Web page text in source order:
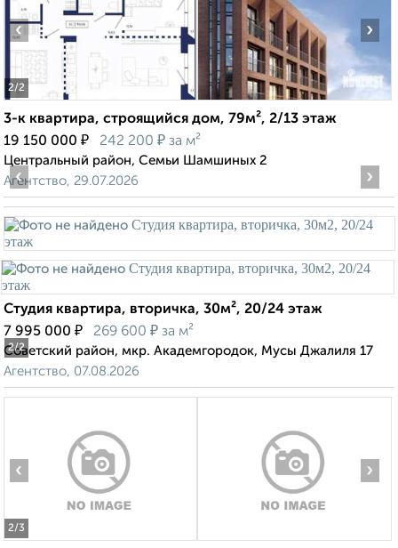
2/2
‹ ›
3-к квартира, строящийся дом, 79м², 2/13 этаж
19 150 000 ₽ 242 200 ₽ за м²
Центральный район, Семьи Шамшиных 2
Агентство, 29.07.2026
2/2
‹ ›
Студия квартира, вторичка, 30м², 20/24 этаж
7 995 000 ₽ 269 600 ₽ за м²
Советский район, мкр. Академгородок, Мусы Джалиля 17
Агентство, 07.08.2026
2/3
‹ ›